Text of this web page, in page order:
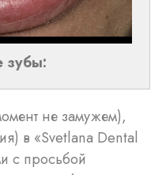
зубы:
не замужем),
в «Svetlana Dental
с просьбой